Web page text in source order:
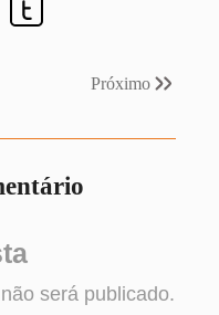
Próximo
será publicado.